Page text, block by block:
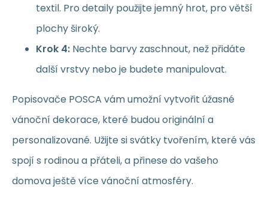
textil. Pro detaily použijte jemný hrot, pro větší
plochy široký.
Krok 4: Nechte barvy zaschnout, než přidáte
další vrstvy nebo je budete manipulovat.
Popisovače POSCA vám umožní vytvořit úžasné
vánoční dekorace, které budou originální a
personalizované. Užijte si svátky tvořením, které vás
spojí s rodinou a přáteli, a přinese do vašeho
domova ještě více vánoční atmosféry.